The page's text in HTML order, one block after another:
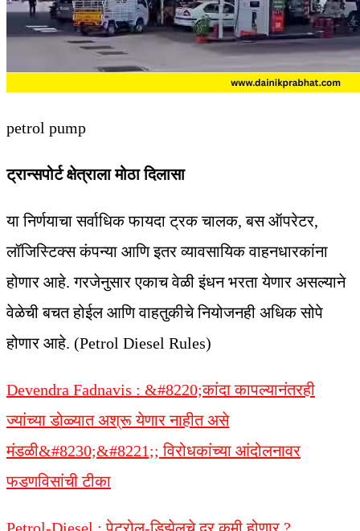
petrol pump
ट्रान्सपोर्ट क्षेत्राला मोठा दिलासा
या निर्णयाचा सर्वाधिक फायदा ट्रक चालक, बस ऑपरेटर,
लॉजिस्टिक्स कंपन्या आणि इतर व्यावसायिक वाहनधारकांना
होणार आहे. गरजेनुसार एकाच वेळी इंधन भरता येणार असल्याने
वेळेची बचत होईल आणि वाहतुकीचे नियोजनही अधिक सोपे
होणार आहे. (Petrol Diesel Rules)
Devendra Fadnavis : &#8220;कांदा कापल्यानंतरही
ज्यांच्या डोळ्यात अश्रू येणार नाहीत असे
मंडळी&#8230;&#8221;; विरोधकांच्या आंदोलनावर
फडणविसांची टीका